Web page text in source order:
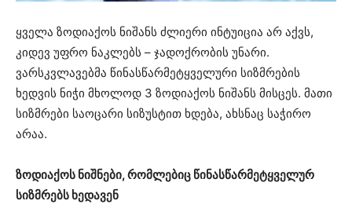
ყველა ზოდიაქოს ნიშანს ძლიერი ინტუიცია არ აქვს,
კიდევ უფრო ნაკლებს – ჯადოქრობის უნარი.
ვარსკვლავებმა წინასწარმეტყველური სიზმრების
ხედვის ნიჭი მხოლოდ 3 ზოდიაქოს ნიშანს მისცეს. მათი
სიზმრები საოცარი სიზუსტით ხდება, ახსნაც საჭირო
არაა.
ზოდიაქოს ნიშნები, რომლებიც წინასწარმეტყველურ
სიზმრებს ხედავენ